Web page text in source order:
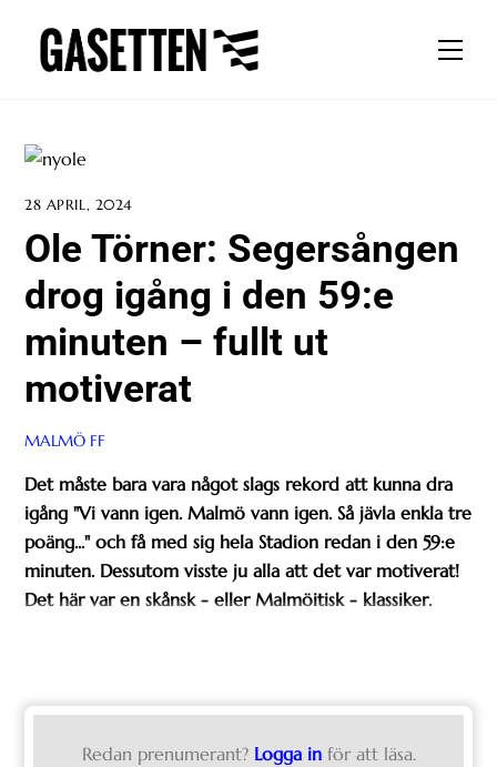
content
28 APRIL, 2024
Ole Törner: Segersången
drog igång i den 59:e
minuten – fullt ut
motiverat
MALMÖ FF
Det måste bara vara något slags rekord att kunna dra
igång "Vi vann igen. Malmö vann igen. Så jävla enkla tre
poäng..." och få med sig hela Stadion redan i den 59:e
minuten. Dessutom visste ju alla att det var motiverat!
Det här var en skånsk - eller Malmöitisk - klassiker.
Redan prenumerant? Logga in för att läsa.